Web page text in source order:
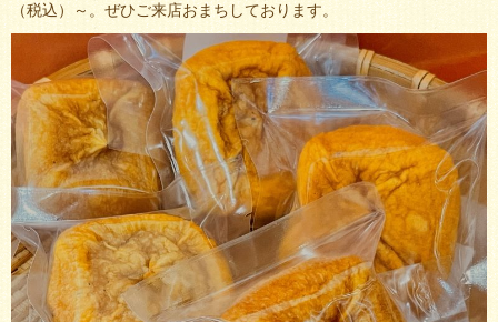
（税込）～。ぜひご来店おまちしております。